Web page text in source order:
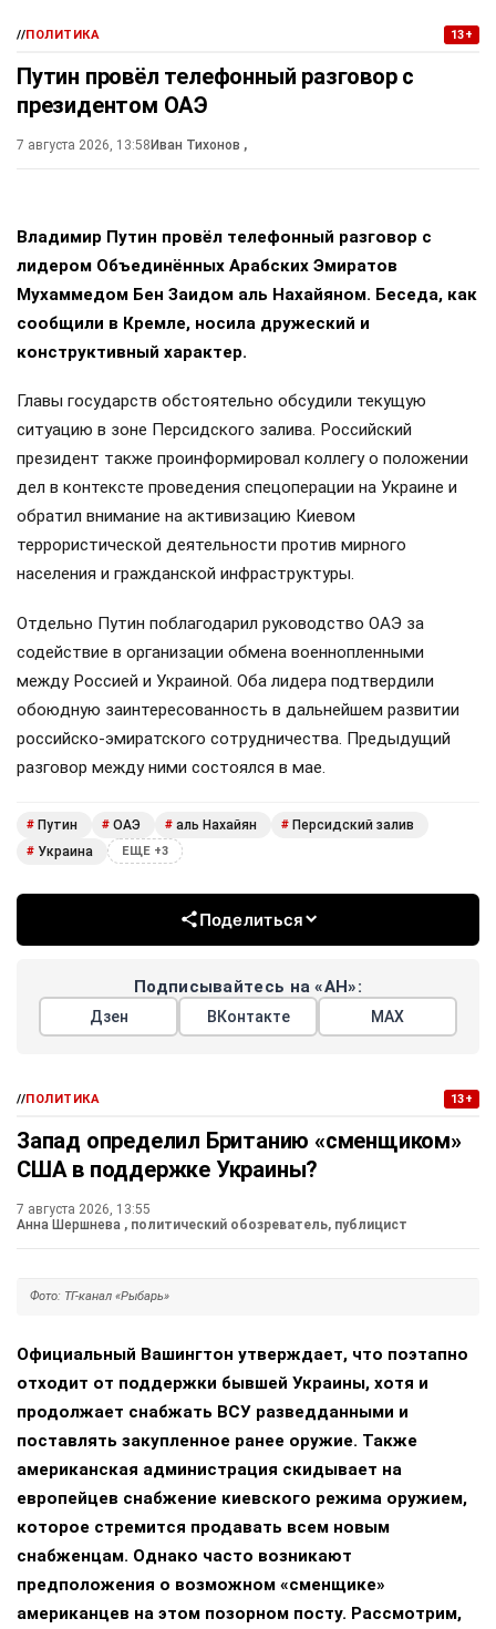
//ПОЛИТИКА 13+
Путин провёл телефонный разговор с
президентом ОАЭ
7 августа 2026, 13:58 Иван Тихонов ,
Владимир Путин провёл телефонный разговор с
лидером Объединённых Арабских Эмиратов
Мухаммедом Бен Заидом аль Нахайяном. Беседа, как
сообщили в Кремле, носила дружеский и
конструктивный характер.
Главы государств обстоятельно обсудили текущую
ситуацию в зоне Персидского залива. Российский
президент также проинформировал коллегу о положении
дел в контексте проведения спецоперации на Украине и
обратил внимание на активизацию Киевом
террористической деятельности против мирного
населения и гражданской инфраструктуры.
Отдельно Путин поблагодарил руководство ОАЭ за
содействие в организации обмена военнопленными
между Россией и Украиной. Оба лидера подтвердили
обоюдную заинтересованность в дальнейшем развитии
российско-эмиратского сотрудничества. Предыдущий
разговор между ними состоялся в мае.
# Путин # ОАЭ # аль Нахайян # Персидский залив
# Украина ЕЩЕ +3
Поделиться
Подписывайтесь на «АН»:
Дзен ВКонтакте МАХ
//ПОЛИТИКА 13+
Запад определил Британию «сменщиком»
США в поддержке Украины?
7 августа 2026, 13:55
Анна Шершнева , политический обозреватель, публицист
Фото: ТГ-канал «Рыбарь»
Официальный Вашингтон утверждает, что поэтапно
отходит от поддержки бывшей Украины, хотя и
продолжает снабжать ВСУ разведданными и
поставлять закупленное ранее оружие. Также
американская администрация скидывает на
европейцев снабжение киевского режима оружием,
которое стремится продавать всем новым
снабженцам. Однако часто возникают
предположения о возможном «сменщике»
американцев на этом позорном посту. Рассмотрим,